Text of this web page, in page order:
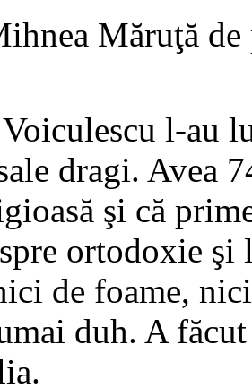
Măruţă
l-au
dragi. Avea
şi că
ortodoxie
de foame,
duh. A